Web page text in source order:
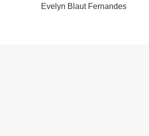
Evelyn Blaut Fernandes